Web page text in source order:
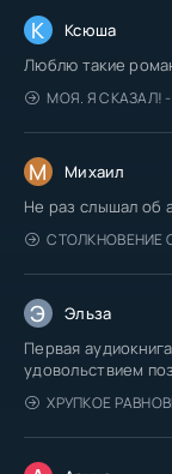
К Ксюша
Люблю такие
МОЯ. Я СКАЗАЛ!
М Михаил
Не раз слышал об
СТОЛКНОВЕНИЕ
Э Эльза
Первая
удовольствием
ХРУПКОЕ